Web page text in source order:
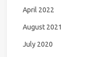
April 2022
August 2021
July 2020